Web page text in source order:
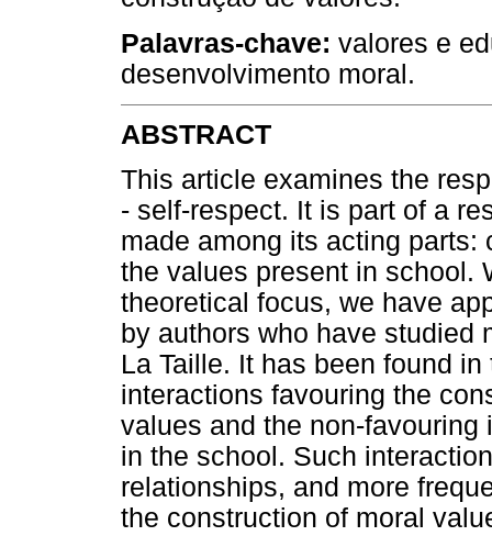
Palavras-chave: valores e
desenvolvimento moral.
ABSTRACT
This article examines the
- self-respect. It is part of a
made among its acting parts:
the values present in school.
theoretical focus, we have
by authors who have studied
La Taille. It has been found
interactions favouring the
values and the non-
in the school. Such
relationships, and more
the construction of moral